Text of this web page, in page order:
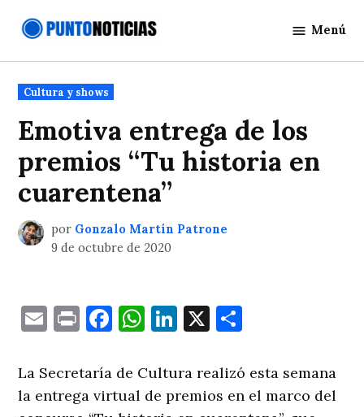
Noticias
Menú
Publicado
en
Cultura y shows
Emotiva entrega de los
premios “Tu historia en
cuarentena”
por Gonzalo Martín Patrone
9 de octubre de 2020
EmailPrintFacebook
WhatsApp
LinkedIn
X
La Secretaría de Cultura realizó esta semana
la entrega virtual de premios en el marco del